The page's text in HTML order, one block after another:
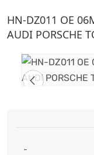
HN-DZ011 OE
AUDI PORSCHE
-